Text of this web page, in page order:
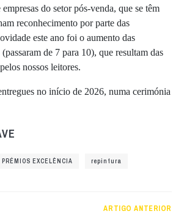
do setor pós-venda, que se têm
reconhecimento por parte das
este ano foi o aumento das
de 7 para 10), que resultam das
nossos leitores.
no início de 2026, numa cerimónia
PRÉMIOS EXCELÊNCIA repintura
ARTIGO ANTERIOR